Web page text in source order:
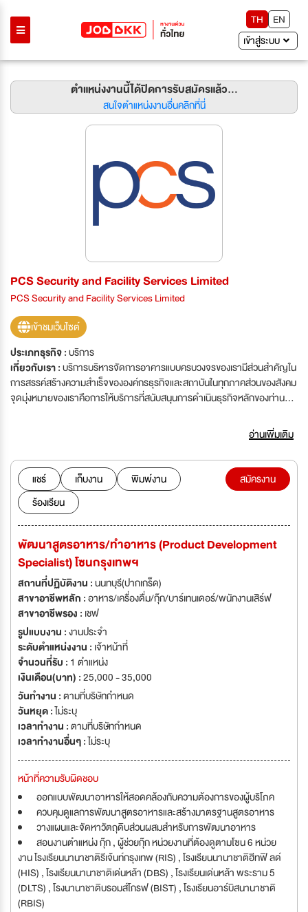
TH
EN
เข้าสู่ระบบ
ตำแหน่งงานนี้ได้ปิดการรับสมัครแล้ว...
สนใจตำแหน่งงานอื่นคลิกที่นี่
PCS Security and Facility Services Limited
PCS Security and Facility Services Limited
เข้าชมเว็บไซต์
ประเภทธุรกิจ :บริการ
เกี่ยวกับเรา :บริการบริหารจัดการอาคารแบบครบวงจรของเรามีส่วนสำคัญใน
การสรรค์สร้างความสำเร็จขององค์กรธุรกิจและสถาบันในทุกภาคส่วนของสังคม
จุดมุ่งหมายของเราคือการให้บริการที่สนับสนุนการดำเนินธุรกิจหลักของท่าน
ปลอดภัยแบบครบวงจร บริการกำจัดแมลง บริการดูแลสวน บริการตรวจนับ
สินค้า บริการซ่อมแซมอาคารและบริการสุขอนามัยภํณฑ์ บริการเหล่านี้จะช่วย
อำนวยความสะดวกให้ท่านสามารถดำเนินธุรกิจได้อย่างเต็มที่ ซึ่งครอบคลุมทุก
ความต้องการของท่านไม่ว่าจะเป็นบริการเฉพาะด้านหรือบริการแบบครบวงจร
เพื่อสนองต่อความต้องการที่เหมาะสมที่สุดสำหรับธุรกิจของท่าน เราภูมิใจที่ได้
รับการยกย่องให้เป็นผู้นำในธุรกิจบริการบริหารจัดการอาคารแบบครบวงจร ซึ่ง
ให้บริการแก่กลุ่มลูกค้าหลากหลายประเภท ไม่ว่าจะเป็นกลุ่มสาธารณสุข การ
พาณิชย์และการค้าปลีกด้วยบริการที่เปี่ยมคุณภาพ
อ่านเพิ่มเติม
แชร์ เก็บงาน
พิมพ์งาน
ร้องเรียน
สมัครงาน
พัฒนาสูตรอาหาร/ทำอาหาร (Product Development
Specialist) โซนกรุงเทพฯ
สถานที่ปฏิบัติงาน :นนทบุรี(ปากเกร็ด)
สาขาอาชีพหลัก :อาหาร/เครื่องดื่ม/กุ๊ก/บาร์เทนเดอร์/พนักงานเสิร์ฟ
สาขาอาชีพรอง : เชฟ
รูปแบบงาน :งานประจำ
ระดับตำแหน่งงาน : เจ้าหน้าที่
จำนวนที่รับ : 1 ตำแหน่ง
เงินเดือน(บาท) :25,000 - 35,000
วันทำงาน :ตามที่บริษัทกำหนด
วันหยุด :ไม่ระบุ
เวลาทำงาน :ตามที่บริษัทกำหนด
เวลาทำงานอื่นๆ :ไม่ระบุ
หน้าที่ความรับผิดชอบ
ออกแบบพัฒนาอาหารให้สอดคล้องกับความต้องการของผู้บริโภค
ควบคุมดูแลการพัฒนาสูตรอาหารและสร้างมาตรฐานสูตรอาหาร
วางแผนและจัดหาวัตถุดิบส่วนผสมสำหรับการพัฒนาอาหาร
สอนงานตำแหน่ง กุ๊ก , ผู้ช่วยกุ๊ก หน่วยงานที่ต้องดูตามโซน 6 หน่วย
งาน โรงเรียนนานาชาติรีเจ้นท์กรุงเทพ (RIS) , โรงเรียนนานาชาติฮีทฟิ ลด์
(HIS) , โรงเรียนนานาชาติเด่นหล้า (DBS) , โรงเรียนเด่นหล้า พระราม 5
(DLTS) , โรงนานาชาติบรอมส์โกรฟ (BIST) , โรงเรียนอาร์บิสนานาชาติ
(RBIS)